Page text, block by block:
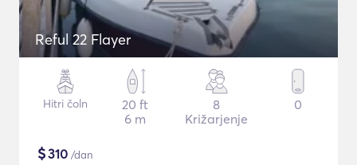
Reful 22 Flayer
Hitri čoln
20 ft
6 m
8
Križarjenje
0
$310 /dan